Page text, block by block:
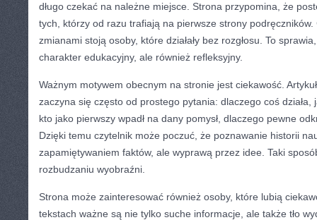
długo czekać na należne miejsce. Strona przypomina, że
tych, którzy od razu trafiają na pierwsze strony podręczników.
zmianami stoją osoby, które działały bez rozgłosu. To
charakter edukacyjny, ale również refleksyjny.
Ważnym motywem obecnym na stronie jest ciekawość.
zaczyna się często od prostego pytania: dlaczego coś działa,
kto jako pierwszy wpadł na dany pomysł, dlaczego pewne
Dzięki temu czytelnik może poczuć, że poznawanie historii
zapamiętywaniem faktów, ale wyprawą przez idee. Taki
rozbudzaniu wyobraźni.
Strona może zainteresować również osoby, które lubią
tekstach ważne są nie tylko suche informacje, ale także tło